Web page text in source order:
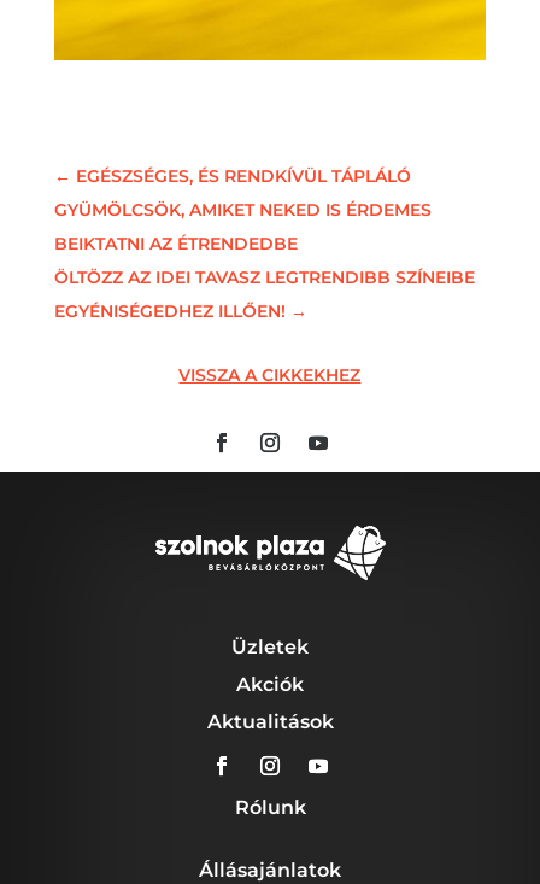
← EGÉSZSÉGES, ÉS RENDKÍVÜL TÁPLÁLÓ
GYÜMÖLCSÖK, AMIKET NEKED IS ÉRDEMES
BEIKTATNI AZ ÉTRENDEDBE
ÖLTÖZZ AZ IDEI TAVASZ LEGTRENDIBB SZÍNEIBE
EGYÉNISÉGEDHEZ ILLŐEN! →
VISSZA A CIKKEKHEZ
Üzletek
Akciók
Aktualitások
Rólunk
Állásajánlatok